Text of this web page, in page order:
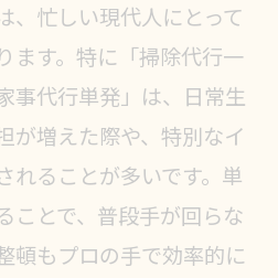
、忙しい現代人にとって
ます。特に「掃除代行一
事代行単発」は、日常生
が増えた際や、特別なイ
れることが多いです。単
ことで、普段手が回らな
頓もプロの手で効率的に